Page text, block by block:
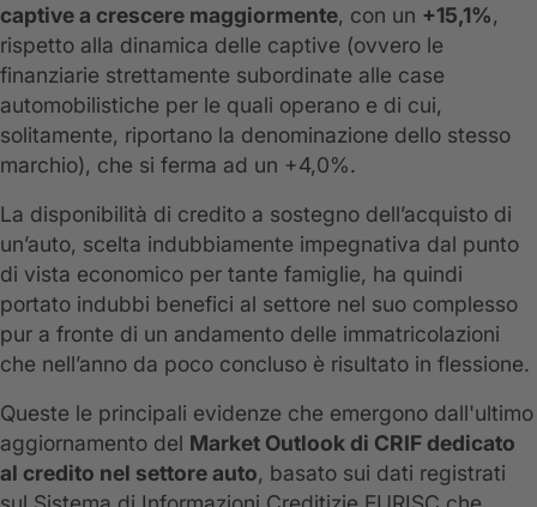
captive a crescere maggiormente, con un +15,1%,
rispetto alla dinamica delle captive (ovvero le
finanziarie strettamente subordinate alle case
automobilistiche per le quali operano e di cui,
solitamente, riportano la denominazione dello stesso
marchio), che si ferma ad un +4,0%.
La disponibilità di credito a sostegno dell’acquisto di
un’auto, scelta indubbiamente impegnativa dal punto
di vista economico per tante famiglie, ha quindi
portato indubbi benefici al settore nel suo complesso
pur a fronte di un andamento delle immatricolazioni
che nell’anno da poco concluso è risultato in flessione.
Queste le principali evidenze che emergono dall'ultimo
aggiornamento del Market Outlook di CRIF dedicato
al credito nel settore auto, basato sui dati registrati